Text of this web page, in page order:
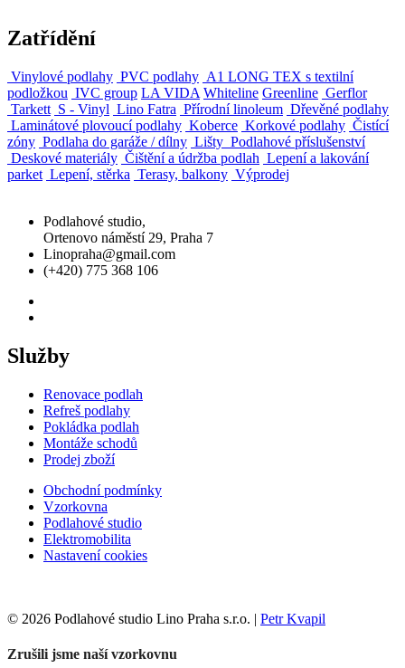
Zatřídění
Vinylové podlahy PVC podlahy A1 LONG TEX s textilní
podložkou IVC group LA VIDA Whiteline Greenline Gerflor
Tarkett S - Vinyl Lino Fatra Přírodní linoleum Dřevěné podlahy
Laminátové plovoucí podlahy Koberce Korkové podlahy Čistící
zóny Podlaha do garáže / dílny Lišty Podlahové příslušenství
Deskové materiály Čištění a údržba podlah Lepení a lakování
parket Lepení, stěrka Terasy, balkony Výprodej
Podlahové studio,
Ortenovo náměstí 29, Praha 7
Linopraha@gmail.com
(+420) 775 368 106
Služby
Renovace podlah
Refreš podlahy
Pokládka podlah
Montáže schodů
Prodej zboží
Obchodní podmínky
Vzorkovna
Podlahové studio
Elektromobilita
Nastavení cookies
© 2026 Podlahové studio Lino Praha s.r.o. | Petr Kvapil
Zrušili jsme naší vzorkovnu